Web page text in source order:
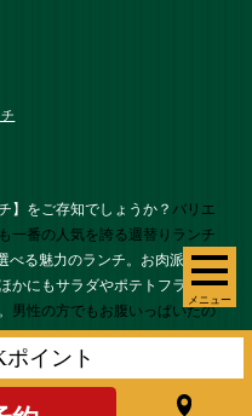
メニュー
】をご存知でしょうか？バリエ
一番の人気を誇る週替りランチ
べる魅力のランチ。お肉派の方
かにもサラダやポテトフライ付
男性の方でもお腹いっぱいたの
イント